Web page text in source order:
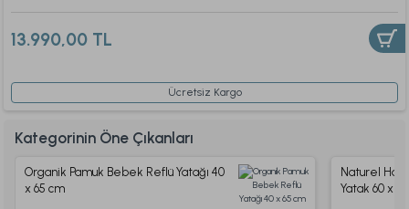
13.990,00 TL
Ücretsiz Kargo
Kategorinin Öne Çıkanları
Organik Pamuk Bebek Reflü Yatağı 40
x 65 cm
Naturel
Yatak 60 x